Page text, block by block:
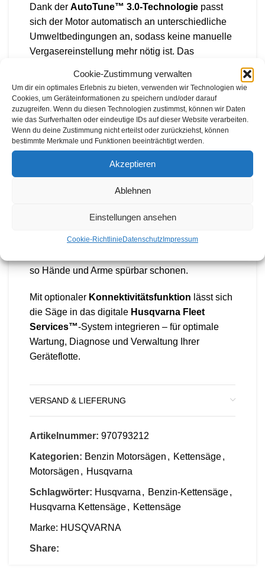
Cookie-Zustimmung verwalten
Um dir ein optimales Erlebnis zu bieten, verwenden wir Technologien wie
Cookies, um Geräteinformationen zu speichern und/oder darauf
zuzugreifen. Wenn du diesen Technologien zustimmst, können wir Daten
wie das Surfverhalten oder eindeutige IDs auf dieser Website verarbeiten.
Wenn du deine Zustimmung nicht erteilst oder zurückziehst, können
bestimmte Merkmale und Funktionen beeinträchtigt werden.
Akzeptieren
Ablehnen
Einstellungen ansehen
Cookie-Richtlinie Datenschutz Impressum
Dank der AutoTune™ 3.0-Technologie passt
sich der Motor automatisch an unterschiedliche
Umweltbedingungen an, sodass keine manuelle
Vergasereinstellung mehr nötig ist. Das
Startverhalten – selbst bei wechselnden
Temperaturen oder Höhenlagen.
Das kompakte, glatte Gehäuse ohne
hervorstehende Teile, eineabgerundete
Starterabdeckungund dieoptimierte
Gewichtsverteilungsorgen für eine
Befestigungsösen
des Staubs von Motor und Filter fern, während
so Hände und Arme spürbar schonen.
Mit optionaler Konnektivitätsfunktion lässt sich
die Säge in das digitale Husqvarna Fleet
Services™-System integrieren – für optimale
Wartung, Diagnose und Verwaltung Ihrer
Geräteflotte.
VERSAND & LIEFERUNG
Artikelnummer: 970793212
Kategorien: Benzin Motorsägen , Kettensäge,
Motorsägen , Husqvarna
Schlagwörter: Husqvarna , Benzin-Kettensäge,
Husqvarna Kettensäge, Kettensäge
Marke: HUSQVARNA
Share: